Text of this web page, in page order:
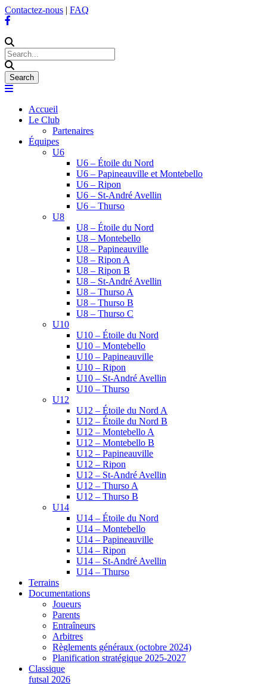
Contactez-nous | FAQ
Accueil
Le Club
Partenaires
Équipes
U6
U6 – Étoile du Nord
U6 – Papineauville et Montebello
U6 – Ripon
U6 – St-André Avellin
U6 – Thurso
U8
U8 – Étoile du Nord
U8 – Montebello
U8 – Papineauville
U8 – Ripon A
U8 – Ripon B
U8 – St-André Avellin
U8 – Thurso A
U8 – Thurso B
U8 – Thurso C
U10
U10 – Étoile du Nord
U10 – Montebello
U10 – Papineauville
U10 – Ripon
U10 – St-André Avellin
U10 – Thurso
U12
U12 – Étoile du Nord A
U12 – Étoile du Nord B
U12 – Montebello A
U12 – Montebello B
U12 – Papineauville
U12 – Ripon
U12 – St-André Avellin
U12 – Thurso A
U12 – Thurso B
U14
U14 – Étoile du Nord
U14 – Montebello
U14 – Papineauville
U14 – Ripon
U14 – St-André Avellin
U14 – Thurso
Terrains
Documentations
Joueurs
Parents
Entraîneurs
Arbitres
Règlements généraux (octobre 2024)
Planification stratégique 2025-2027
Classique
futsal 2026